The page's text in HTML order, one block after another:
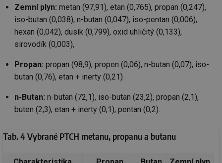
Zemní plyn: metan (97,91), etan (0,765), propan (0,247),
iso-butan (0,038), n-butan (0,047), iso-pentan (0,006),
hexan (0,042), dusík (0,799), oxid uhličitý (0,133),
sirovodík (0,003),
Propan: propan (98,9), propen (0,06), n-butan (0,07), iso-
butan (0,76), etan + inerty (0,21)
n-Butan: n-butan (72,1), iso-butan (23,2), propan (2,1),
buten (2,3), etan + inerty (0,1), pentan (0,2).
Tab. 4 Vybrané PTCH metanu, propanu a butanu